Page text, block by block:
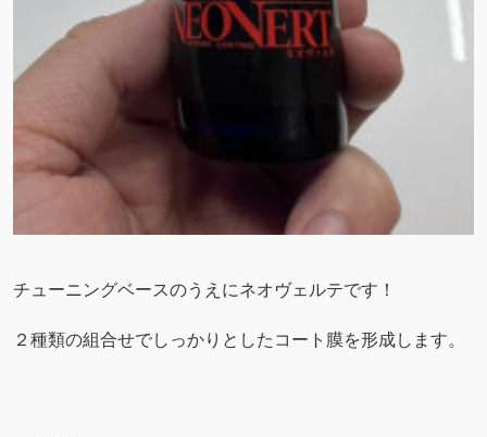
チューニングベースのうえにネオヴェルテです！
２種類の組合せでしっかりとしたコート膜を形成します。